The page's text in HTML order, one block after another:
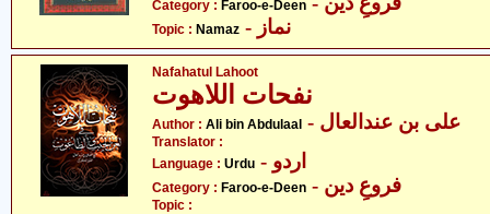
Category : Faroo-e-Deen
Topic : Namaz
Nafahatul Lahoot
نفحات اللاھوت
Author : Ali bin Abdulaal - علی بن عندالعال
Translator :
Language : Urdu - اردو
Category : Faroo-e-Deen - فروعِ دین
Topic :